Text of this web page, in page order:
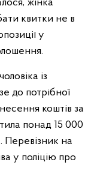
жінка
квитки не в
у
із
до потрібної
коштів за
понад 15 000
Перевізник на
у поліцію про